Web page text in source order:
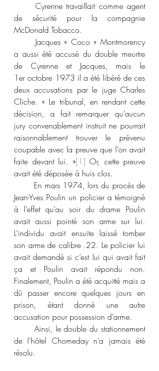
de sécurité pour la compagnie
McDonald Tobacco.
a aussi été accusé du double meurtre
de Cyrenne et Jacques, mais le
1er octobre 1973 il a été libéré de ces
deux accusations par le juge Charles
Cliche. « Le tribunal, en rendant cette
décision, a fait remarquer qu’aucun
jury convenablement instruit ne pourrait
raisonnablement trouver le prévenu
coupable avec la preuve que l’on avait
faite devant lui. »[1] Or, cette preuve
avait été déposée à huis clos.
Jean-Yves Poulin un policier a témoigné
à l’effet qu’au soir du drame Poulin
avait aussi pointé son arme sur lui.
L’individu avait ensuite laissé tomber
son arme de calibre .22. Le policier lui
avait demandé si c’est lui qui avait fait
ça et Poulin avait répondu non.
Finalement, Poulin a été acquitté mais a
dû passer encore quelques jours en
prison, étant donné une autre
accusation pour possession d’arme.
de l’hôtel Chomeday n’a jamais été
résolu.